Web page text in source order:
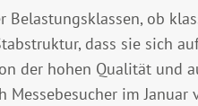
ob
dass sie sich
der hohen Qualität und
im Januar